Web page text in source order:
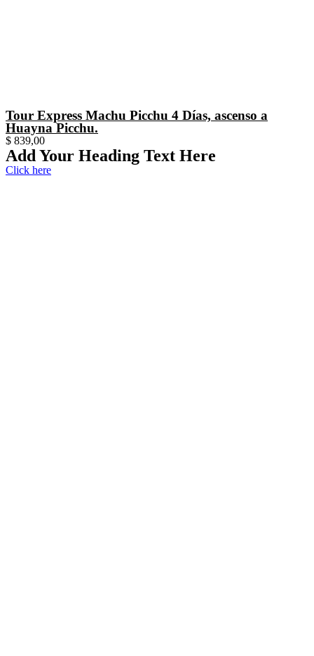
Tour Express Machu Picchu 4 Días, ascenso a
Huayna Picchu.
$ 839,00
Add Your Heading Text Here
Click here